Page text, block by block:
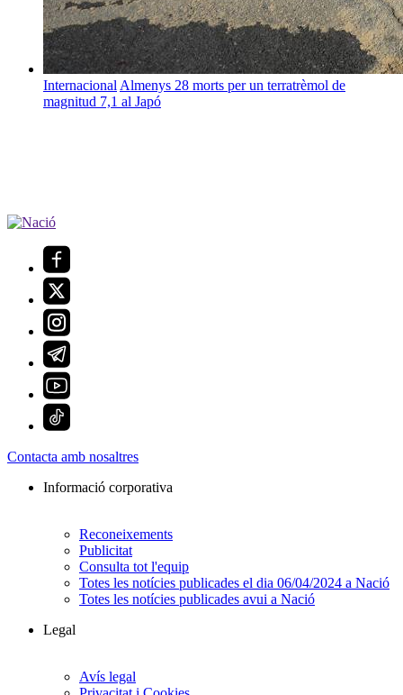
Internacional Almenys 28 morts per un terratrèmol de
magnitud 7,1 al Japó
Contacta amb nosaltres
Informació corporativa
Reconeixements
Publicitat
Consulta tot l'equip
Totes les notícies publicades el dia 06/04/2024 a Nació
Totes les notícies publicades avui a Nació
Legal
Avís legal